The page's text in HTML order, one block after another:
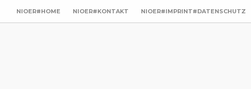
NIOER#HOME NIOER#KONTAKT NIOER#IMPRINT#DATENSCHUTZ